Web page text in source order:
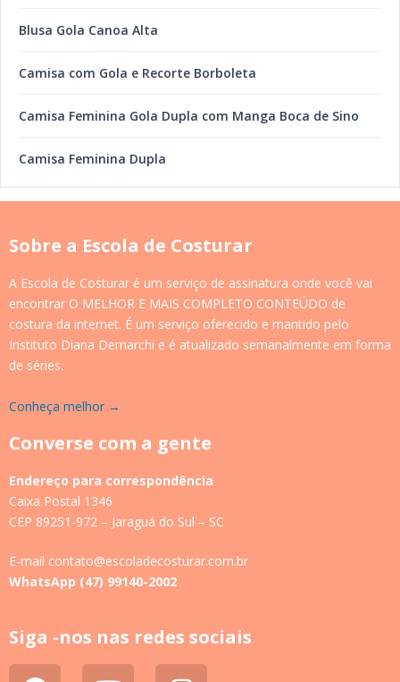
Blusa Gola Canoa Alta
Camisa com Gola e Recorte Borboleta
Camisa Feminina Gola Dupla com Manga Boca de Sino
Camisa Feminina Dupla
Sobre a Escola de Costurar
A Escola de Costurar é um serviço de assinatura onde você vai
encontrar O MELHOR E MAIS COMPLETO CONTEÚDO de
costura da internet. É um serviço oferecido e mantido pelo
Instituto Diana Demarchi e é atualizado semanalmente em forma
de séries.
Conheça melhor →
Converse com a gente
Endereço para correspondência
Caixa Postal 1346
CEP 89251-972 – Jaraguá do Sul – SC
E-mail contato@escoladecosturar.com.br
WhatsApp (47) 99140-2002
Siga -nos nas redes sociais